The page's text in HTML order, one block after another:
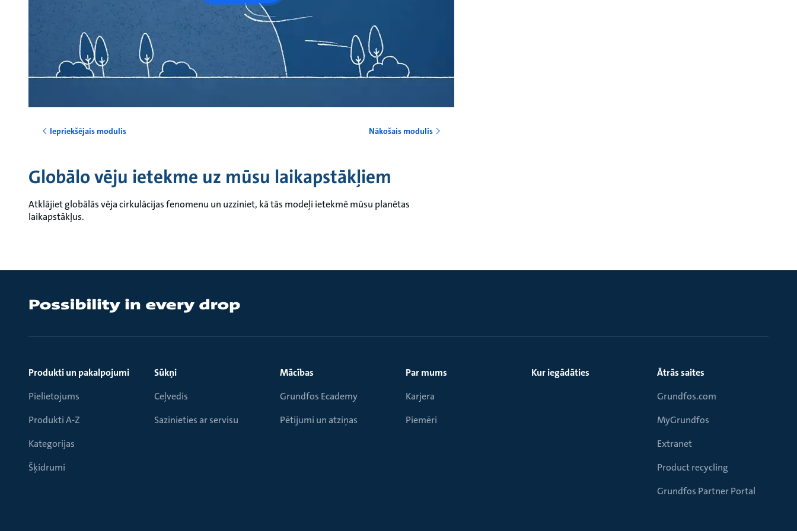
Iepriekšējais modulis Nākošais modulis
Globālo vēju ietekme uz mūsu laikapstākļiem
Atklājiet globālās vēja cirkulācijas fenomenu un uzziniet, kā tās modeļi ietekmē mūsu planētas
laikapstākļus.
Produkti un pakalpojumi
Pielietojums
Produkti A-Z
Kategorijas
Šķidrumi
Sūkņi
Ceļvedis
Sazinieties ar servisu
Mācības
Grundfos Ecademy
Pētijumi un atziņas
Par mums
Karjera
Piemēri
Kur iegādāties
Ātrās saites
Grundfos.com
MyGrundfos
Extranet
Product recycling
Grundfos Partner Portal